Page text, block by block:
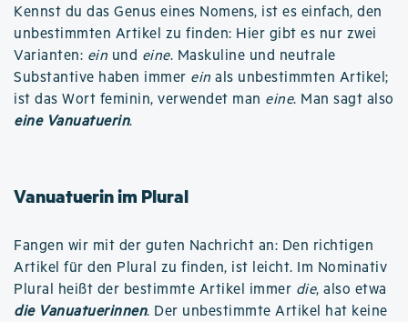
Kennst du das Genus eines Nomens, ist es einfach, den
unbestimmten Artikel zu finden: Hier gibt es nur zwei
Varianten: ein und eine. Maskuline und neutrale
Substantive haben immer ein als unbestimmten Artikel;
ist das Wort feminin, verwendet man eine. Man sagt also
eine Vanuatuerin.
Vanuatuerin im Plural
Fangen wir mit der guten Nachricht an: Den richtigen
Artikel für den Plural zu finden, ist leicht. Im Nominativ
Plural heißt der bestimmte Artikel immer die, also etwa
die Vanuatuerinnen. Der unbestimmte Artikel hat keine